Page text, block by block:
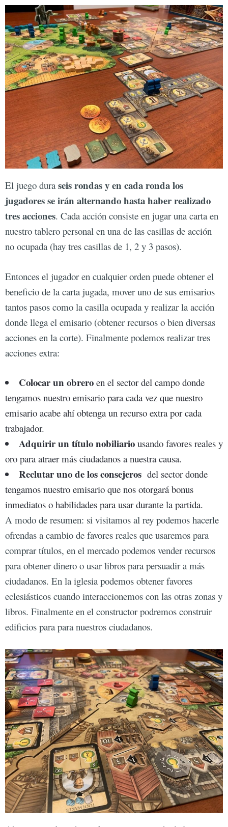
El juego duraseis rondas y en cada ronda los
jugadores se irán alternando hasta haber realizado
tres acciones. Cada acción consiste en jugar una carta en
nuestro tablero personal en una de las casillas de acción
no ocupada (hay tres casillas de 1, 2 y 3 pasos).
Entonces el jugador en cualquier orden puede obtener el
beneficio de la carta jugada, mover uno de sus emisarios
tantos pasos como la casilla ocupada y realizar la acción
donde llega el emisario (obtener recursos o bien diversas
acciones en la corte). Finalmente podemos realizar tres
acciones extra:
Colocar un obreroen el sector del campo donde
tengamos nuestro emisario para cada vez que nuestro
emisario acabe ahí obtenga un recurso extra por cada
trabajador.
Adquirir un título nobiliariousando favores reales y
oro para atraer más ciudadanos a nuestra causa.
Reclutar uno de los consejerosdel sector donde
tengamos nuestro emisario que nos otorgará bonus
inmediatos o habilidades para usar durante la partida.
A modo de resumen: si visitamos al rey podemos hacerle
ofrendas a cambio de favores reales que usaremos para
comprar títulos, en el mercado podemos vender recursos
para obtener dinero o usar libros para persuadir a más
ciudadanos. En la iglesia podemos obtener favores
eclesiásticos cuando interaccionemos con las otras zonas y
libros. Finalmente en el constructor podremos construir
edificios para para nuestros ciudadanos.